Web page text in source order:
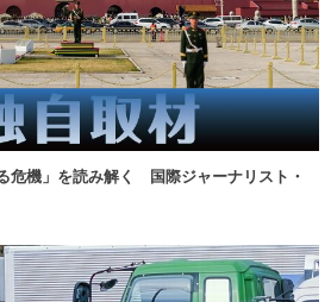
危機」を読み解く 国際ジャーナリスト・